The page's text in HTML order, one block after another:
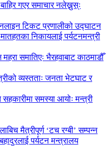
गएर समाचार नलेख्नुस्ः
अनलाइन टिकट प्रणालीको उद्घाटन
निकायलाई पर्यटनमन्त्री
समातिएः भैरहवाबाट काठमाडौँ
व्यस्तताः जनता भेटघाट र
समस्या आयोः मन्त्री
मैत्रीपूर्ण ‘टच रग्बी’ सम्पन्न
पर्यटन मन्त्रालय